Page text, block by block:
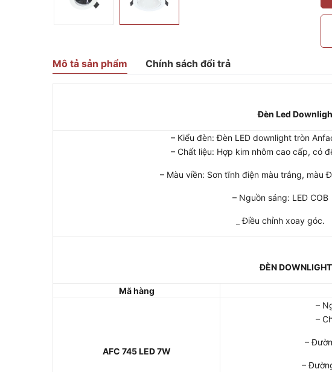
Mô tả sản phẩm Chính sách đổi trả
Đèn Led
– Kiểu đèn: Đèn LED downlight tròn
– Chất liệu: Hợp kim nhôm cao cấp, có
– Màu viền: Sơn tĩnh điện màu trắng, màu
– Nguồn sáng: LED COB
_ Điều chỉnh xoay góc.
ĐÈN
Mã hàng
AFC 745LED7W
–
–
–
–